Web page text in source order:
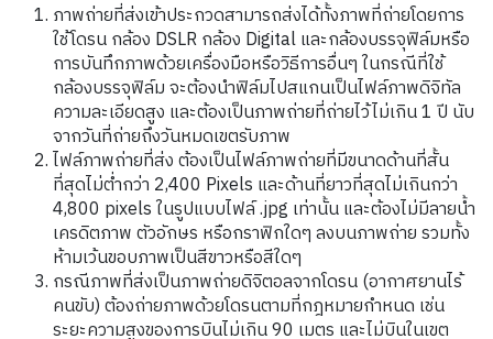
ภาพถ่ายที่ส่งเข้าประกวดสามารถส่งได้ทั้งภาพที่ถ่ายโดยการ
ใช้โดรน กล้อง DSLR กล้อง Digital และกล้องบรรจุฟิล์มหรือ
การบันทึกภาพด้วยเครื่องมือหรือวิธีการอื่นๆ ในกรณีที่ใช้
กล้องบรรจุฟิล์ม จะต้องนำฟิล์มไปสแกนเป็นไฟล์ภาพดิจิทัล
ความละเอียดสูง และต้องเป็นภาพถ่ายที่ถ่ายไว้ไม่เกิน 1 ปี นับ
จากวันที่ถ่ายถึงวันหมดเขตรับภาพ
ไฟล์ภาพถ่ายที่ส่ง ต้องเป็นไฟล์ภาพถ่ายที่มีขนาดด้านที่สั้น
ที่สุดไม่ต่ำกว่า 2,400 Pixels และด้านที่ยาวที่สุดไม่เกินกว่า
4,800 pixels ในรูปแบบไฟล์ .jpg เท่านั้น และต้องไม่มีลายน้ำ
เครดิตภาพ ตัวอักษร หรือกราฟิกใดๆ ลงบนภาพถ่าย รวมทั้ง
ห้ามเว้นขอบภาพเป็นสีขาวหรือสีใดๆ
กรณีภาพที่ส่งเป็นภาพถ่ายดิจิตอลจากโดรน (อากาศยานไร้
คนขับ) ต้องถ่ายภาพด้วยโดรนตามที่กฎหมายกำหนด เช่น
ระยะความสูงของการบินไม่เกิน 90 เมตร และไม่บินในเขต